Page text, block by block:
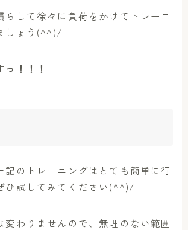
らして徐々に負荷をかけてトレーニ
しょう(^^)/
！！！
記のトレーニングはとても簡単に行
ひ試してみてください(^^)/
変わりませんので、無理のない範囲